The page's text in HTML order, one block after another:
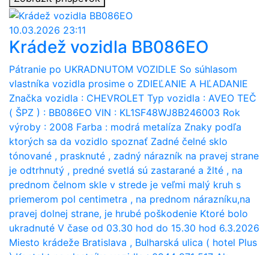
10.03.2026 23:11
Krádež vozidla BB086EO
Pátranie po UKRADNUTOM VOZIDLE So súhlasom
vlastníka vozidla prosime o ZDIEĽANIE A HĽADANIE
Značka vozidla : CHEVROLET Typ vozidla : AVEO TEČ
( ŠPZ ) : BB086EO VIN : KL1SF48WJ8B246003 Rok
výroby : 2008 Farba : modrá metalíza Znaky podľa
ktorých sa da vozidlo spoznať Zadné čelné sklo
tónované , prasknuté , zadný nárazník na pravej strane
je odtrhnutý , predné svetlá sú zastarané a žlté , na
prednom čelnom skle v strede je veľmi malý kruh s
priemerom pol centimetra , na prednom nárazníku,na
pravej dolnej strane, je hrubé poškodenie Ktoré bolo
ukradnuté V čase od 03.30 hod do 15.30 hod 6.3.2026
Miesto krádeže Bratislava , Bulharská ulica ( hotel Plus